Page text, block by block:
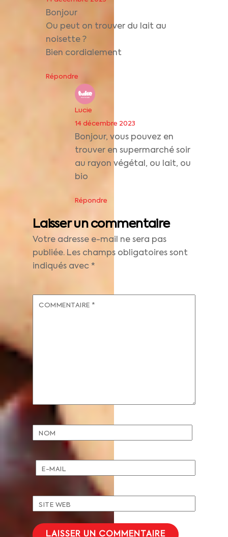
Bonjour
Ou peut on trouver du lait au
noisette ?
Bien cordialement
Répondre
Lucie
14 décembre 2023
Bonjour, vous pouvez en
trouver en supermarché soir
au rayon végétal, ou lait, ou
bio
Répondre
Laisser un commentaire
Votre adresse e-mail ne sera pas
publiée. Les champs obligatoires sont
indiqués avec *
COMMENTAIRE *
NOM
E-MAIL
SITE WEB